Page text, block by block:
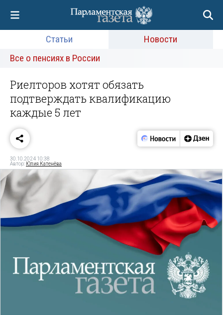
Статьи
Новости
Все о пенсиях в России
Риелторов хотят обязать
подтверждать квалификацию
каждые 5 лет
30.10.2024 10:38
Автор: Юлия Катенёва